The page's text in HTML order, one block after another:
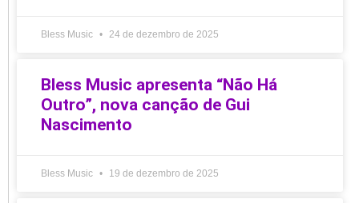
Bless Music 24 de dezembro de 2025
Bless Music apresenta “Não Há
Outro”, nova canção de Gui
Nascimento
Bless Music 19 de dezembro de 2025